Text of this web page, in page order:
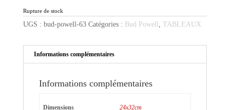
Rupture de stock
UGS : bud-powell-63 Catégories : Bud Powell TABLEAUX
Informations complémentaires
Informations complémentaires
Dimensions 24x32cm